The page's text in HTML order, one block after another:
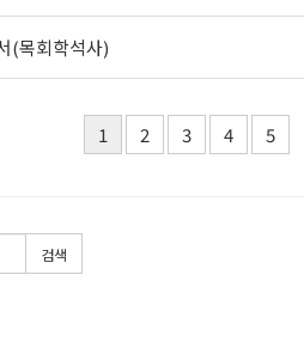
(목회학석사)
1 2 3 4 5
검색